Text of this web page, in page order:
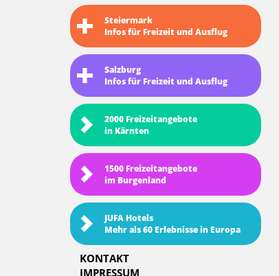
Steiermark
Infos für Freizeit und Ausflug
Salzburg
Infos für Freizeit und Ausflug
2000 Freizeitangebote
in Kärnten
1500 Freizeitangebote
im Burgenland
JUFA Hotels
Mehr als 60 Erlebnisse in Europa
KONTAKT
IMPRESSUM